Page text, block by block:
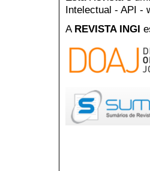
Intelectual - API -
A REVISTA INGI